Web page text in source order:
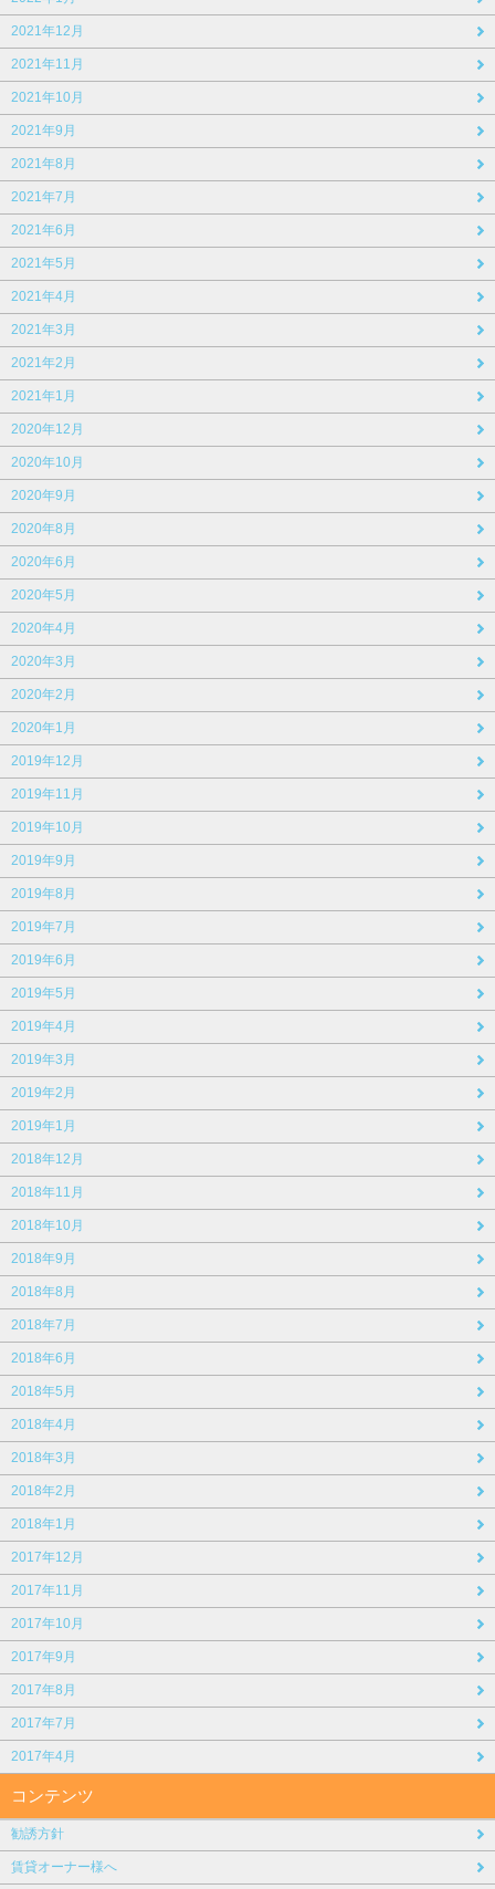
2021年12月
2021年11月
2021年10月
2021年9月
2021年8月
2021年7月
2021年6月
2021年5月
2021年4月
2021年3月
2021年2月
2021年1月
2020年12月
2020年10月
2020年9月
2020年8月
2020年6月
2020年5月
2020年4月
2020年3月
2020年2月
2020年1月
2019年12月
2019年11月
2019年10月
2019年9月
2019年8月
2019年7月
2019年6月
2019年5月
2019年4月
2019年3月
2019年2月
2019年1月
2018年12月
2018年11月
2018年10月
2018年9月
2018年8月
2018年7月
2018年6月
2018年5月
2018年4月
2018年3月
2018年2月
2018年1月
2017年12月
2017年11月
2017年10月
2017年9月
2017年8月
2017年7月
2017年4月
コンテンツ
勧誘方針
賃貸オーナー様へ